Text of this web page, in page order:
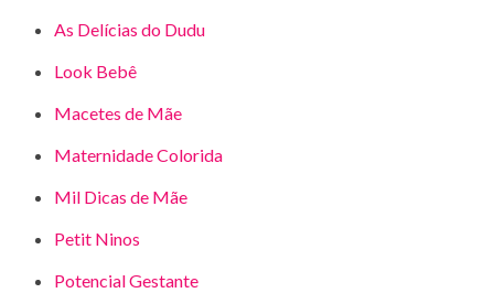
As Delícias do Dudu
Look Bebê
Macetes de Mãe
Maternidade Colorida
Mil Dicas de Mãe
Petit Ninos
Potencial Gestante